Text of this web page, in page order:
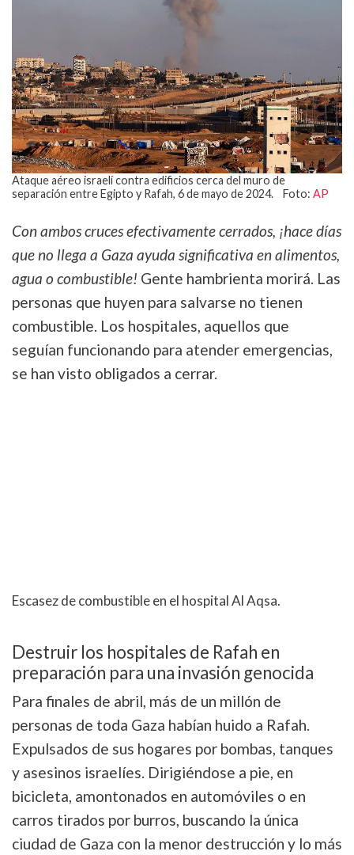
Ataque aéreo israelí contra edificios cerca del muro de
separación entre Egipto y Rafah, 6 de mayo de 2024. Foto: AP
Con ambos cruces efectivamente cerrados, ¡hace días
que no llega a Gaza ayuda significativa en alimentos,
agua o combustible! Gente hambrienta morirá. Las
personas que huyen para salvarse no tienen
combustible. Los hospitales, aquellos que
seguían funcionando para atender emergencias,
se han visto obligados a cerrar.
Escasez de combustible en el hospital Al Aqsa.
Destruir los hospitales de Rafah en
preparación para una invasión genocida
Para finales de abril, más de un millón de
personas de toda Gaza habían huido a Rafah.
Expulsados de sus hogares por bombas, tanques
y asesinos israelíes. Dirigiéndose a pie, en
bicicleta, amontonados en automóviles o en
carros tirados por burros, buscando la única
ciudad de Gaza con la menor destrucción y lo más